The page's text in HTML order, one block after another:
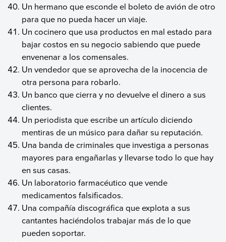
Un hermano que esconde el boleto de avión de otro
para que no pueda hacer un viaje.
Un cocinero que usa productos en mal estado para
bajar costos en su negocio sabiendo que puede
envenenar a los comensales.
Un vendedor que se aprovecha de la inocencia de
otra persona para robarlo.
Un banco que cierra y no devuelve el dinero a sus
clientes.
Un periodista que escribe un artículo diciendo
mentiras de un músico para dañar su reputación.
Una banda de criminales que investiga a personas
mayores para engañarlas y llevarse todo lo que hay
en sus casas.
Un laboratorio farmacéutico que vende
medicamentos falsificados.
Una compañía discográfica que explota a sus
cantantes haciéndolos trabajar más de lo que
pueden soportar.